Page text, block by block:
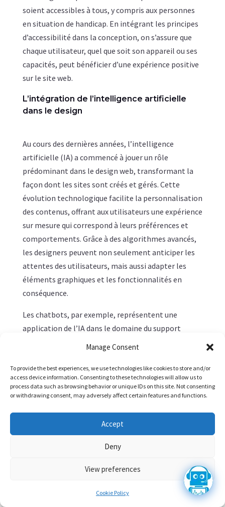
Manage Consent
To provide the best experiences, we use technologies like cookies to store and/or
access device information. Consenting to these technologies will allow us to
process data such as browsing behavior or unique IDs on this site. Not consenting
or withdrawing consent, may adversely affect certain features and functions.
Accept
Deny
View preferences
Cookie Policy
soient accessibles à tous, y compris aux personnes
en situation de handicap. En intégrant les principes
d’accessibilité dans la conception, on s’assure que
chaque utilisateur, quel que soit son appareil ou ses
capacités, peut bénéficier d’une expérience positive
sur le site web.
L’intégration de l’intelligence artificielle
dans le design
Au cours des dernières années, l’intelligence
artificielle (IA) a commencé à jouer un rôle
prédominant dans le design web, transformant la
façon dont les sites sont créés et gérés. Cette
évolution technologique facilite la personnalisation
des contenus, offrant aux utilisateurs une expérience
sur mesure qui correspond à leurs préférences et
comportements. Grâce à des algorithmes avancés,
les designers peuvent non seulement anticiper les
attentes des utilisateurs, mais aussi adapter les
éléments graphiques et les fonctionnalités en
conséquence.
Les chatbots, par exemple, représentent une
application de l’IA dans le domaine du support
utilisateurs, améliorent l’interaction et réduisent
les temps d’attente. En intégrant des solutions de
support basées sur l’IA, les entreprises peuvent
particulièrement bénéfique dans le cadre du
commerce électronique, où une réponse rapide peut
influencer la décision d’achat.
En parallèle, les recommandations automatisées,
souvent alimentées par des moteurs d’IA, aident à
enrichir l’expérience utilisateur. En analysant le
💬